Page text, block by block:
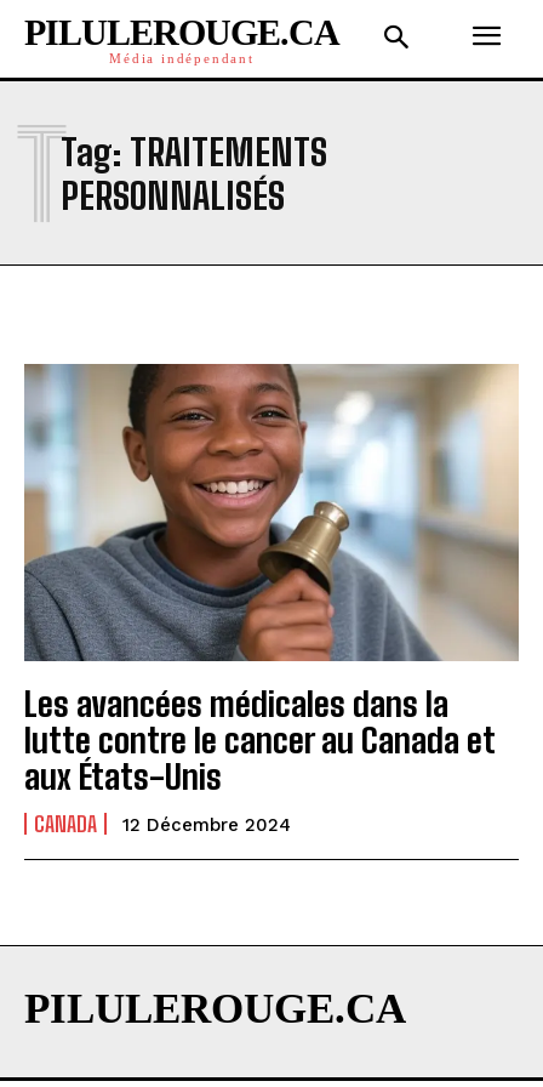
PILULEROUGE.CA
Média indépendant
Tag: TRAITEMENTS
PERSONNALISÉS
T
Les avancées médicales dans la
lutte contre le cancer au Canada et
aux États-Unis
CANADA 12 Décembre 2024
PILULEROUGE.CA